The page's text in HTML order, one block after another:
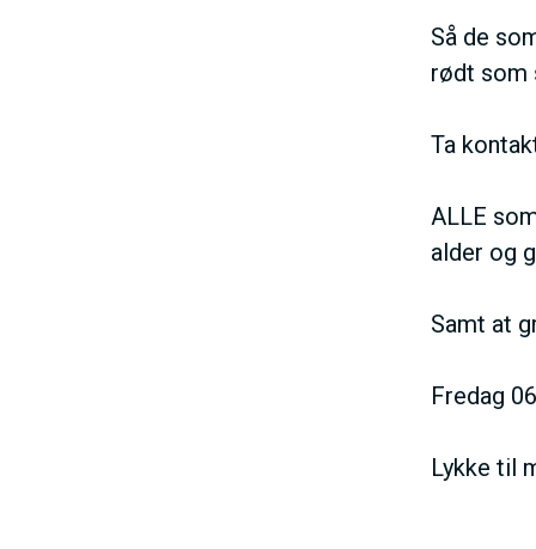
Så de
rødt som
Ta
ALLE
alder og
Samt at
Fredag
Lykke til